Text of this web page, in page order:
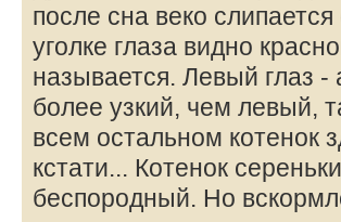
после сна веко
уголке глаза видно
называется. Левый глаз
более узкий, чем левый,
всем остальном котенок
кстати... Котенок
беспородный. Но